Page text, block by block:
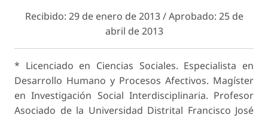
Recibido: 29 de enero de 2013 / Aprobado: 25 de
abril de 2013
* Licenciado en Ciencias Sociales. Especialista en
Desarrollo Humano y Procesos Afectivos. Magíster
en Investigación Social Interdisciplinaria. Profesor
Asociado de la Universidad Distrital Francisco José